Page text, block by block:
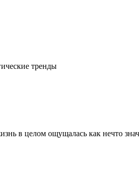
тренды
в целом ощущалась как нечто